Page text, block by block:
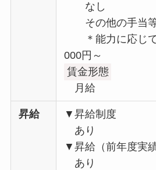
なし
その他の手当等
＊能力に応じて
000円～
賃金形態
月給
昇給
▼昇給制度
あり
▼昇給（前年度実績
あり